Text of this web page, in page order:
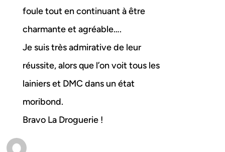
foule tout en continuant à être
charmante et agréable….
Je suis très admirative de leur
réussite, alors que l’on voit tous les
lainiers et DMC dans un état
moribond.
Bravo La Droguerie !